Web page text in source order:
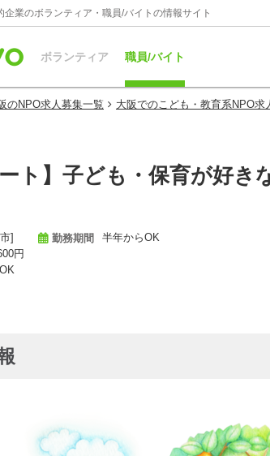
企業のボランティア・職員/バイトの情報サイト
ボランティア 職員/バイト
のNPO求人募集一覧 大阪でのこども・教育系NPO求
ート】子ども・保育が好き
]
円
勤務期間 半年からOK